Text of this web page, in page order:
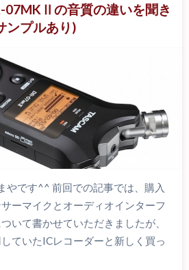
07MKⅡの音質の違いを聞き
ンプルあり)
やです^^ 前回での記事では、購入
ーマイクとオーディオインターフ
いて書かせていただきましたが、
ていたICレコーダーと新しく買っ